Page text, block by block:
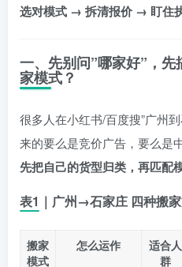
选对模式 → 拆清报价 → 盯住
一、先别问”哪家好”，
家模式？
很多人在小红书/百度搜”广州
来的要么是竞价广告，要么是中
先把自己的货型归类，再匹配
表1｜广州→石家庄 四种搬
搬家
模式
怎么运作
适合人
群